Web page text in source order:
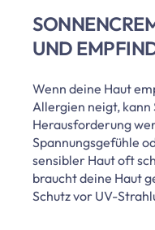
UND
Wenn deine Haut
Allergien neigt, kann
Herausforderung
Spannungsgefühle
sensibler Haut oft
braucht deine Haut
Schutz vor UV-